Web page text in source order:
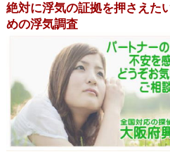
絶対に浮気の証拠を押さえた
めの浮気調査